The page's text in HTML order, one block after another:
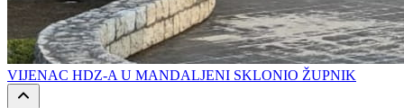
VIJENAC HDZ-A U MANDALJENI SKLONIO ŽUPNIK